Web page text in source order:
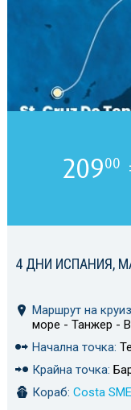
4 ДНИ ИСПАНИЯ,
Маршрут на
море - Танжер -
Начална точка:
Крайна точка:
Кораб: Costa
20900